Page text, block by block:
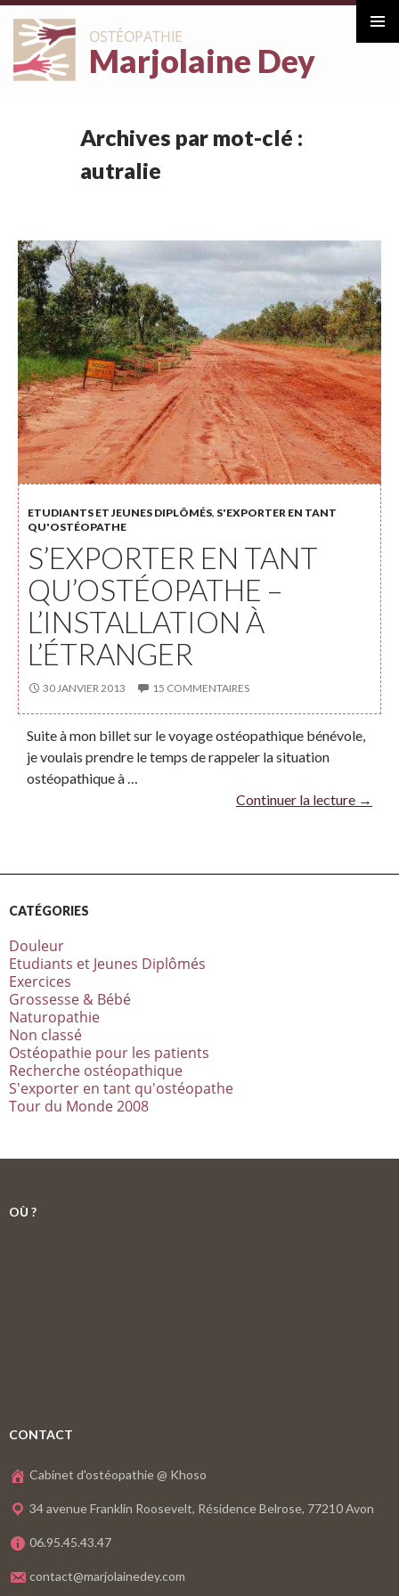
OSTÉOPATHIE
Marjolaine Dey
ALLER
AU
CONTENU
Archives par mot-clé :
autralie
ETUDIANTS ET JEUNES DIPLÔMÉS, S'EXPORTER EN TANT
QU'OSTÉOPATHE
S’EXPORTER EN TANT
QU’OSTÉOPATHE –
L’INSTALLATION À
L’ÉTRANGER
30 JANVIER 2013 15 COMMENTAIRES
Suite à mon billet sur le voyage ostéopathique bénévole,
je voulais prendre le temps de rappeler la situation
ostéopathique à …
Continuer la lecture →
CATÉGORIES
Douleur
Etudiants et Jeunes Diplômés
Exercices
Grossesse & Bébé
Naturopathie
Non classé
Ostéopathie pour les patients
Recherche ostéopathique
S'exporter en tant qu'ostéopathe
Tour du Monde 2008
OÙ ?
CONTACT
Cabinet d'ostéopathie @ Khoso
34 avenue Franklin Roosevelt, Résidence Belrose, 77210 Avon
06.95.45.43.47
contact@marjolainedey.com